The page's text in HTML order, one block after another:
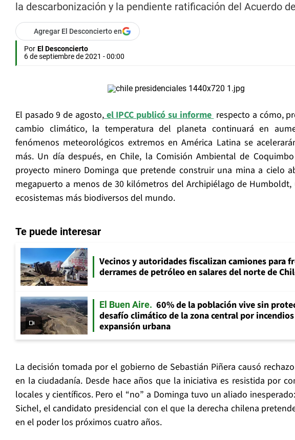
la descarbonización y la pendiente ratificación del Acuerdo
Agregar El Desconcierto en
Por El Desconcierto
6 de septiembre de 2021 - 00:00
El pasado 9 de agosto,el IPCC publicó su informerespecto a cómo,
cambio climático, la temperatura del planeta continuará en
fenómenos meteorológicos extremos en América Latina se
más. Un día después, en Chile, la Comisión Ambiental de
proyecto minero Dominga que pretende construir una mina a cielo
megapuerto a menos de 30 kilómetros del Archipiélago de
ecosistemas más biodiversos del mundo.
Te puede interesar
Vecinos y autoridades fiscalizan camiones para
derrames de petróleo en salares del norte de
El Buen Aire
60% de la población vive sin
desafío climático de la zona central por
expansión urbana
La decisión tomada por el gobierno de Sebastián Piñera causó
en la ciudadanía. Desde hace años que la iniciativa es resistida por
locales y científicos. Pero el “no” a Dominga tuvo un aliado
Sichel, el candidato presidencial con el que la derecha chilena
en el poder los próximos cuatro años.